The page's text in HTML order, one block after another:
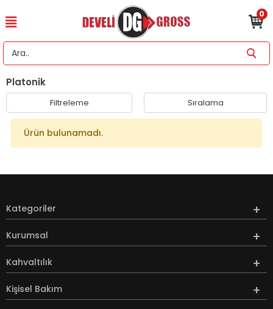
0
Platonik
Filtreleme Sıralama
Ürün bulunamadı.
Kategoriler
Kurumsal
Kahvaltılık
Kişisel Bakım